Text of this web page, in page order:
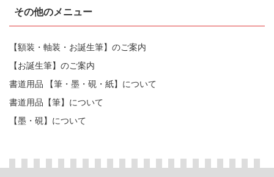
その他のメニュー
【額装・軸装・お誕生筆】のご案内
【お誕生筆】のご案内
書道用品 【筆・墨・硯・紙】について
書道用品【筆】について
【墨・硯】について